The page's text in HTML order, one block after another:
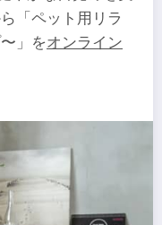
「ペット用リラ
」をオンライン